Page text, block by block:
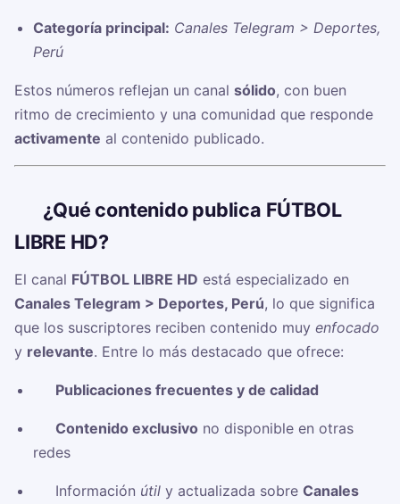
Categoría principal: Canales Telegram > Deportes,
Perú
Estos números reflejan un canal sólido, con buen
ritmo de crecimiento y una comunidad que responde
activamente al contenido publicado.
¿Qué contenido publica FÚTBOL
LIBRE HD?
El canal FÚTBOL LIBRE HD está especializado en
Canales Telegram > Deportes, Perú, lo que significa
que los suscriptores reciben contenido muy enfocado
y relevante. Entre lo más destacado que ofrece:
Publicaciones frecuentes y de calidad
Contenido exclusivo no disponible en otras
redes
✅ Información útily actualizada sobre Canales